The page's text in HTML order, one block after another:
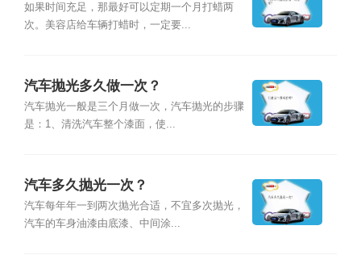
如果时间充足，那最好可以定期一个月打蜡两
次。美容店给车辆打蜡时，一定要...
汽车抛光多久做一次？
汽车抛光一般是三个月做一次，汽车抛光的步骤
是：1、清洗汽车整个漆面，使...
汽车多久抛光一次？
汽车每年年一到两次抛光合适，不宜多次抛光，
汽车的车身油漆由底漆、中间涂...